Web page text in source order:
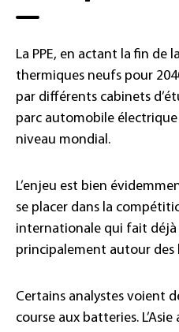
La PPE, en actant la fin de
thermiques neufs pour
par différents cabinets
parc automobile électrique
niveau mondial.
L’enjeu est bien
se placer dans la
internationale qui fait déjà
principalement autour des
Certains analystes voient
course aux batteries.